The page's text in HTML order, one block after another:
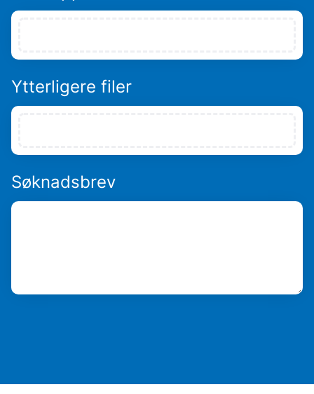
Ytterligere filer
Søknadsbrev